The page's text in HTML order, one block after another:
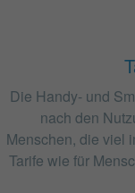
Die Handy- und
nach den
Menschen, die viel
Tarife wie für